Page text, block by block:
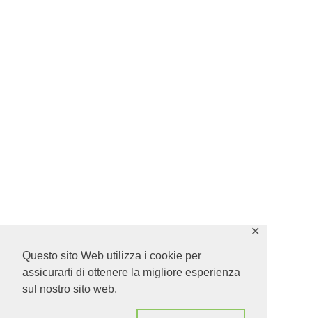
Questo sito Web utilizza i cookie per
assicurarti di ottenere la migliore esperienza
sul nostro sito web.
✕